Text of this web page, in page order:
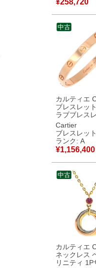
B7006600
中古美品
¥258,720
カルティエ
ブレスレッ
ラブブレス
型 ピンクゴ
#16 クラシ
ル 750 18K
グル 【修理証明書】
【中古】中
Cartier
ブレスレッ
ランク: A
¥1,156,400
中古
カルティエ
ネックレス
リニティ 1P
中古